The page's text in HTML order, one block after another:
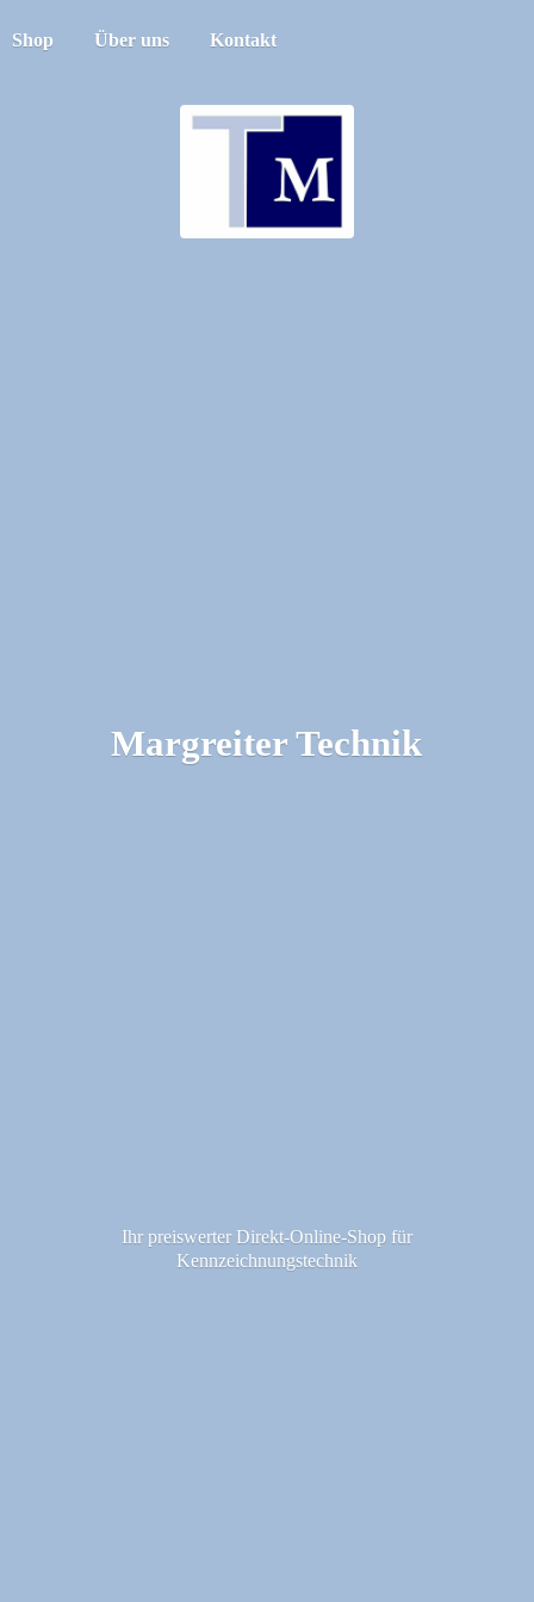
Shop Über uns Kontakt
Margreiter Technik
Ihr preiswerter Direkt-Online-Shop für
Kennzeichnungstechnik